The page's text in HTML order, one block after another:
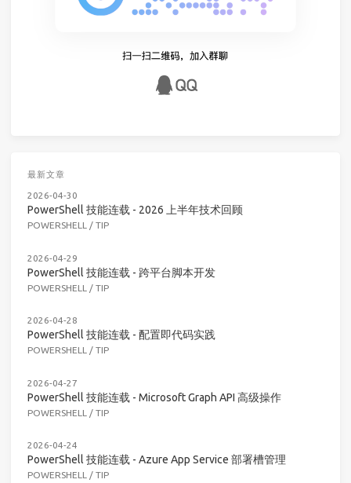
最新文章
2026-04-30
PowerShell 技能连载 - 2026 上半年技术回顾
POWERSHELL / TIP
2026-04-29
PowerShell 技能连载 - 跨平台脚本开发
POWERSHELL / TIP
2026-04-28
PowerShell 技能连载 - 配置即代码实践
POWERSHELL / TIP
2026-04-27
PowerShell 技能连载 - Microsoft Graph API 高级操作
POWERSHELL / TIP
2026-04-24
PowerShell 技能连载 - Azure App Service 部署槽管理
POWERSHELL / TIP